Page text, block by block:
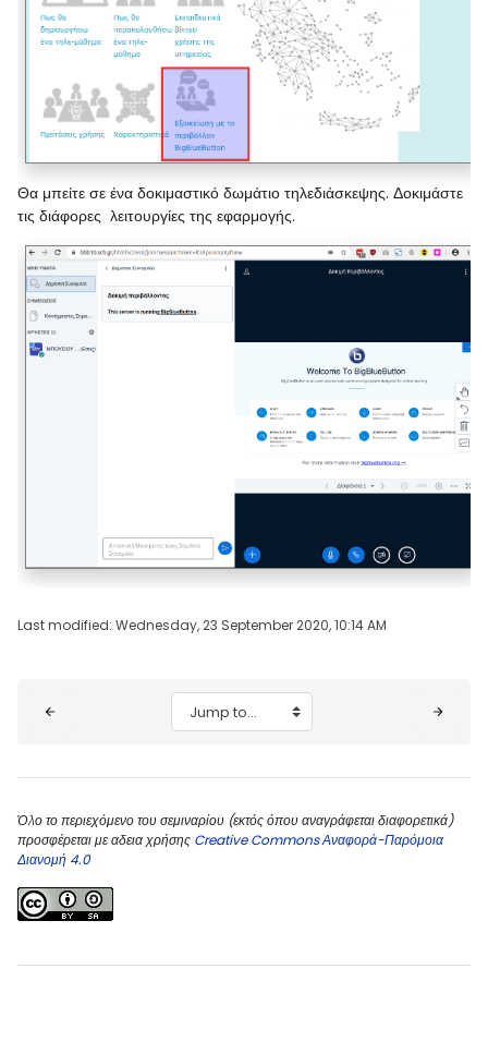
Θα μπείτε σε ένα δοκιμαστικό δωμάτιο τηλεδιάσκεψης. Δοκιμάστε
τις διάφορες λειτουργίες της εφαρμογής.
Last modified: Wednesday, 23 September 2020, 10:14 AM
Jump to...
Όλο το περιεχόμενο του σεμιναρίου (εκτός όπου αναγράφεται διαφορετικά)
προσφέρεται με αδεια χρήσης Creative Commons Αναφορά-Παρόμοια
Διανομή 4.0